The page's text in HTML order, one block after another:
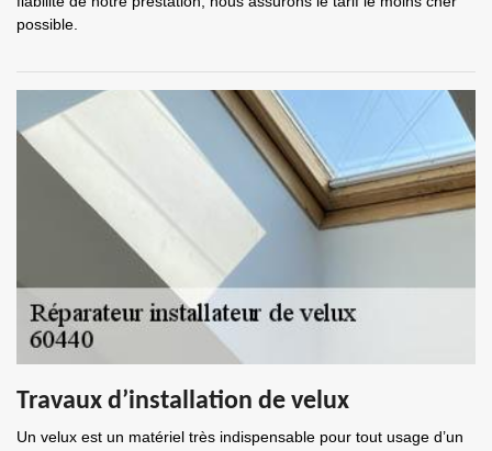
possible.
Travaux d’installation de velux
Un velux est un matériel très indispensable pour tout usage d’un